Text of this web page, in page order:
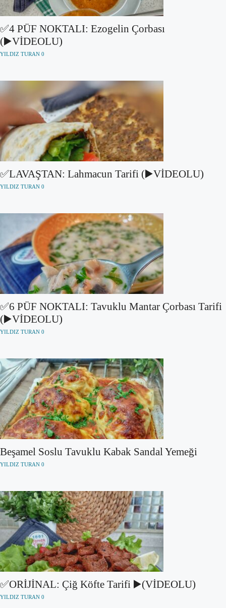
✅4 PÜF NOKTALI: Ezogelin Çorbası
(▶️VİDEOLU)
YILDIZ TURAN 0
✅LAVAŞTAN: Lahmacun Tarifi (▶️VİDEOLU)
YILDIZ TURAN 0
✅6 PÜF NOKTALI: Tavuklu Mantar Çorbası Tarifi
(▶️VİDEOLU)
YILDIZ TURAN 0
Beşamel Soslu Tavuklu Kabak Sandal Yemeği
YILDIZ TURAN 0
✅ORİJİNAL: Çiğ Köfte Tarifi ▶️(VİDEOLU)
YILDIZ TURAN 0